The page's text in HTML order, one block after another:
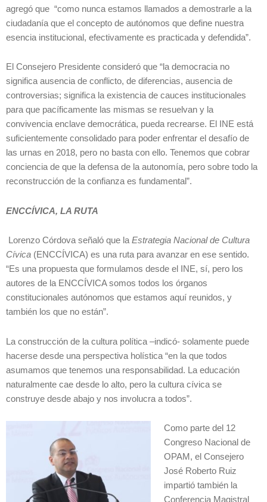
agregó que “como nunca estamos llamados a demostrarle a la
ciudadanía que el concepto de autónomos que define nuestra
esencia institucional, efectivamente es practicada y defendida”.
El Consejero Presidente consideró que “la democracia no
significa ausencia de conflicto, de diferencias, ausencia de
controversias; significa la existencia de cauces institucionales
para que pacíficamente las mismas se resuelvan y la
convivencia enclave democrática, pueda recrearse. El INE está
suficientemente consolidado para poder enfrentar el desafío de
las urnas en 2018, pero no basta con ello. Tenemos que cobrar
conciencia de que la defensa de la autonomía, pero sobre todo la
reconstrucción de la confianza es fundamental”.
ENCCÍVICA, LA RUTA
Lorenzo Córdova señaló que la Estrategia Nacional de Cultura
Cívica (ENCCÍVICA) es una ruta para avanzar en ese sentido.
“Es una propuesta que formulamos desde el INE, sí, pero los
autores de la ENCCÍVICA somos todos los órganos
constitucionales autónomos que estamos aquí reunidos, y
también los que no están”.
La construcción de la cultura política –indicó- solamente puede
hacerse desde una perspectiva holística “en la que todos
asumamos que tenemos una responsabilidad. La educación
naturalmente cae desde lo alto, pero la cultura cívica se
construye desde abajo y nos involucra a todos”.
Como parte del 12
Congreso Nacional de
OPAM, el Consejero
José Roberto Ruiz
impartió también la
Conferencia Magistral